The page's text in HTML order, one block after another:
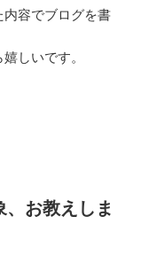
容でブログを書
しいです。
お教えしま